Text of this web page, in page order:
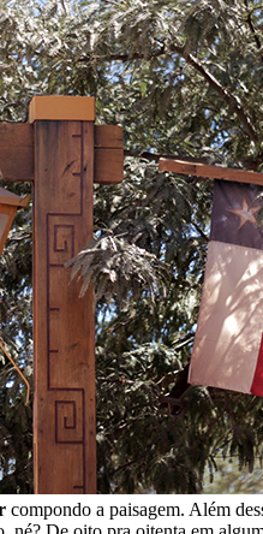
compondo a paisagem. Além